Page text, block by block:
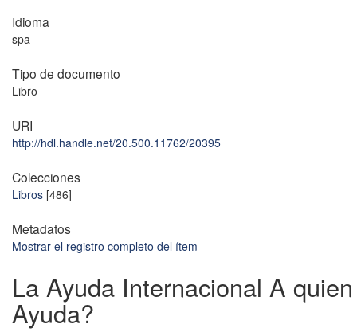
Idioma
spa
Tipo de documento
Libro
URI
http://hdl.handle.net/20.500.11762/20395
Colecciones
Libros [486]
Metadatos
Mostrar el registro completo del ítem
La Ayuda Internacional A quien
Ayuda?